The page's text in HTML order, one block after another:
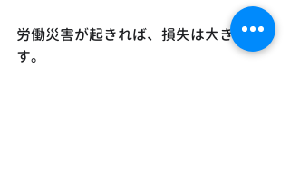
労働災害が起きれば、損失は大きいで
す。